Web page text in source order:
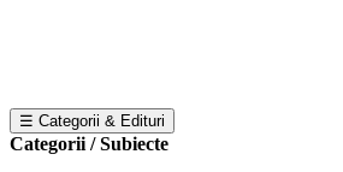
☰ Categorii & Edituri
Categorii / Subiecte